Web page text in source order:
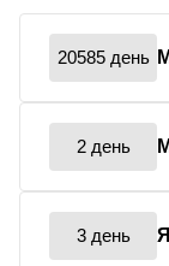
20585 день
2 день
3 день